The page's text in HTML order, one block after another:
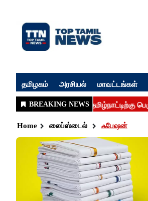
தமிழகம் அரசியல் மாவட்டங்கள்
Home லைப்ஸ்டைல் ஃபேஷன்